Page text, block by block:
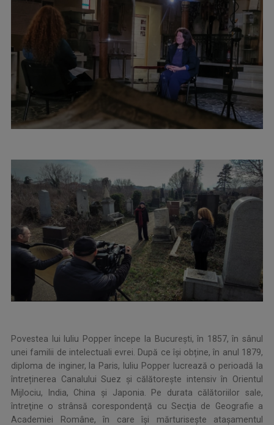
Povestea lui Iuliu Popper începe la București, în 1857, în sânul
unei familii de intelectuali evrei. După ce își obține, în anul 1879,
diploma de inginer, la Paris, Iuliu Popper lucrează o perioadă la
întreținerea Canalului Suez și călătorește intensiv în Orientul
Mijlociu, India, China și Japonia. Pe durata călătoriilor sale,
întreţine o strânsă corespondenţă cu Secţia de Geografie a
Academiei Române, în care își mărturisește atașamentul